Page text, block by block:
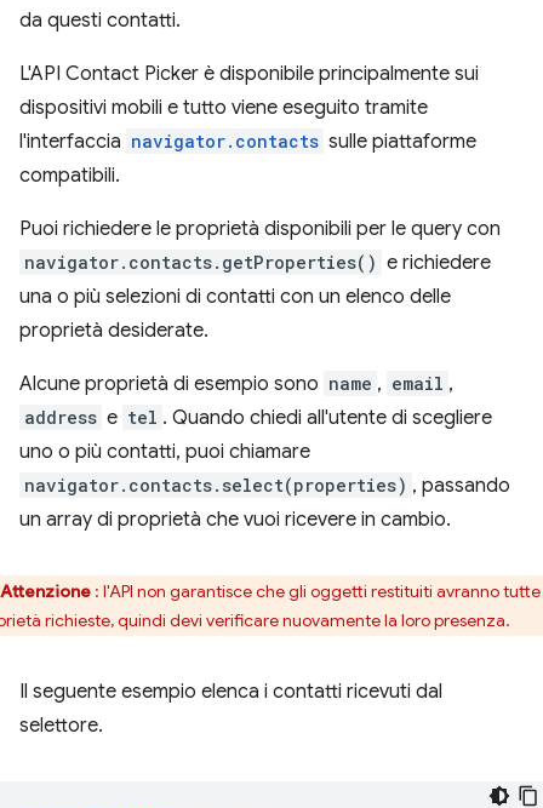
da questi contatti.
L'API Contact Picker è disponibile principalmente sui
dispositivi mobili e tutto viene eseguito tramite
l'interfaccia navigator.contacts sulle piattaforme
compatibili.
Puoi richiedere le proprietà disponibili per le query con
navigator.contacts.getProperties() e richiedere
una o più selezioni di contatti con un elenco delle
proprietà desiderate.
Alcune proprietà di esempio sono name , email ,
address e tel . Quando chiedi all'utente di scegliere
uno o più contatti, puoi chiamare
navigator.contacts.select(properties) , passando
un array di proprietà che vuoi ricevere in cambio.
Attenzione : l'API non garantisce che gli oggetti restituiti avranno tutte
richieste, quindi devi verificare nuovamente la loro presenza.
Il seguente esempio elenca i contatti ricevuti dal
selettore.